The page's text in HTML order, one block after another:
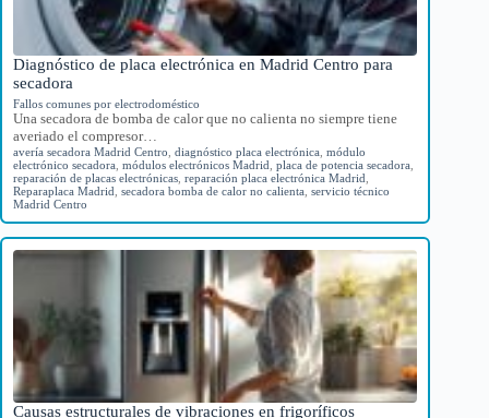
Diagnóstico de placa electrónica en Madrid Centro para
secadora
Fallos comunes por electrodoméstico
Una secadora de bomba de calor que no calienta no siempre tiene
averiado el compresor…
avería secadora Madrid Centro diagnóstico placa electrónica módulo
electrónico secadora módulos electrónicos Madrid placa de potencia secadora
reparación de placas electrónicas reparación placa electrónica Madrid
Reparaplaca Madrid
secadora bomba de calor no calienta servicio técnico
Madrid Centro
Causas estructurales de vibraciones en frigoríficos